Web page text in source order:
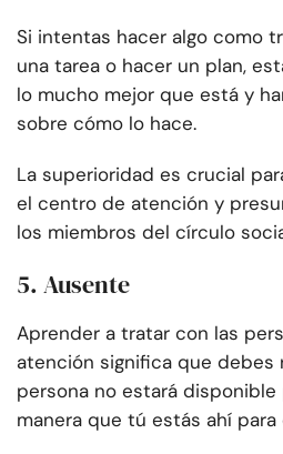
Si intentas hacer algo como
una tarea o hacer un plan,
lo mucho mejor que está y
sobre cómo lo hace.
La superioridad es crucial
el centro de atención y
los miembros del círculo
5. Ausente
Aprender a tratar con las
atención significa que debes
persona no estará
manera que tú estás ahí para